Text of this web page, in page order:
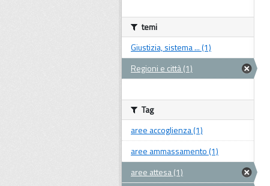
temi
Giustizia, sistema ... (1)
Regioni e città (1)
Tag
aree accoglienza (1)
aree ammassamento (1)
aree attesa (1)